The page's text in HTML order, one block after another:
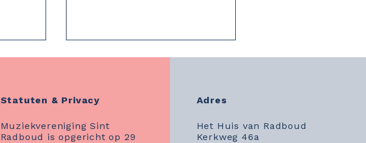
Statuten & Privacy
Muziekvereniging Sint
Radboud is opgericht op 29
Adres
Het Huis van Radboud
Kerkweg 46a